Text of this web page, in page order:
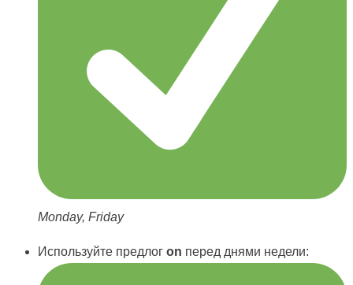
Monday, Friday
Используйте предлог on перед днями недели: